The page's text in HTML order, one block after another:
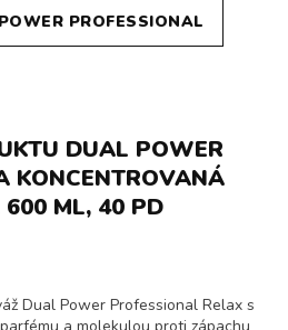
PROFESSIONAL
DUAL POWER
KONCENTROVANÁ
ML, 40 PD
Dual Power Professional Relax s
a molekulou proti zápachu